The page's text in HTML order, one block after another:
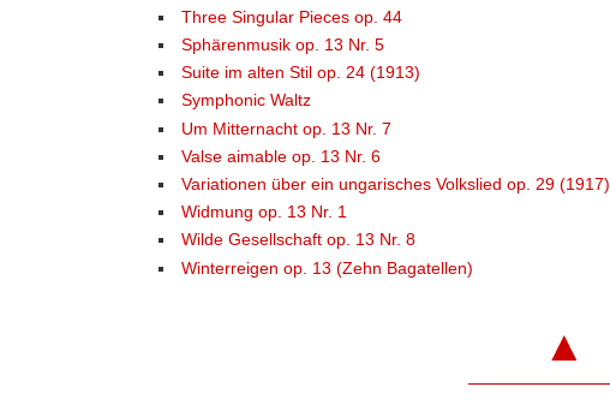
Three Singular Pieces op. 44
Sphärenmusik op. 13 Nr. 5
Suite im alten Stil op. 24 (1913)
Symphonic Waltz
Um Mitternacht op. 13 Nr. 7
Valse aimable op. 13 Nr. 6
Variationen über ein ungarisches Volkslied op. 29 (1917)
Widmung op. 13 Nr. 1
Wilde Gesellschaft op. 13 Nr. 8
Winterreigen op. 13 (Zehn Bagatellen)
▲